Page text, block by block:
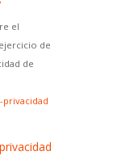
el
de
de